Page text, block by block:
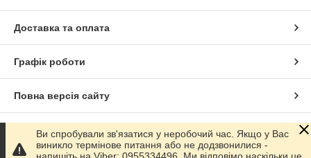
Доставка та оплата
Графік роботи
Повна версія сайту
Сайт створено на маркетплейсі Prom.ua
Ви спробували зв'язатися у неробочий час. Якщо у Вас
виникло термінове питання або не додзвонилися -